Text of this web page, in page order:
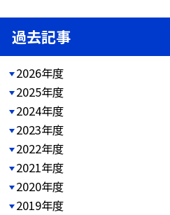
過去記事
2026年度
2025年度
2024年度
2023年度
2022年度
2021年度
2020年度
2019年度